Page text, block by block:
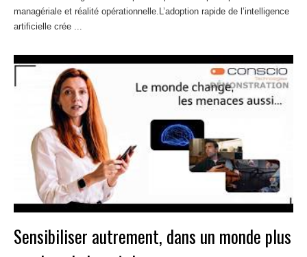
managériale et réalité opérationnelle.L’adoption rapide de l’intelligence
artificielle crée ...
Sensibiliser autrement, dans un monde plus